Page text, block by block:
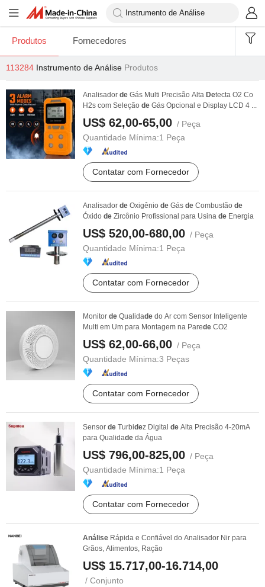
Produtos Fornecedores
113284 Instrumento de Análise Produtos
Analisador de Gás Multi Precisão Alta Detecta O2 Co
H2s com Seleção de Gás Opcional e Display LCD 4 ...
US$ 62,00-65,00 / Peça
Quantidade Mínima:1 Peça
Contatar com Fornecedor
Analisador de Oxigênio de Gás de Combustão de
Óxido de Zircônio Profissional para Usina de Energia
US$ 520,00-680,00 / Peça
Quantidade Mínima:1 Peça
Contatar com Fornecedor
Monitor de Qualidade do Ar com Sensor Inteligente
Multi em Um para Montagem na Parede CO2
US$ 62,00-66,00 / Peça
Quantidade Mínima:3 Peças
Contatar com Fornecedor
Sensor de Turbidez Digital de Alta Precisão 4-20mA
para Qualidade da Água
US$ 796,00-825,00 / Peça
Quantidade Mínima:1 Peça
Contatar com Fornecedor
Análise Rápida e Confiável do Analisador Nir para
Grãos, Alimentos, Ração
US$ 15.717,00-16.714,00
/ Conjunto